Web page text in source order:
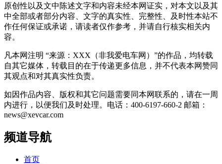
原创性以及文中陈述文字和内容未经本网证实，对本文以及其
中全部或者部分内容、文字的真实性、完整性、及时性本站不
作任何保证或承诺，请读者仅作参考，并请自行核实相关内
容。
凡本网注明 “来源：XXX（非我爱电车网）”的作品，均转载
自其它媒体，转载目的在于传递更多信息，并不代表本网赞同
其观点和对其真实性负责。
如因作品内容、版权和其它问题需要同本网联系的，请在一周
内进行，以便我们及时处理。电话：400-6197-660-2 邮箱：
news@xevcar.com
频道导航
首页